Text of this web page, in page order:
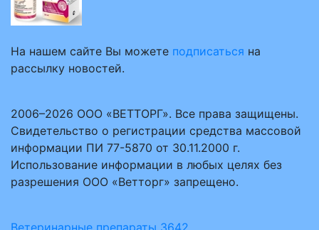
На нашем сайте Вы можете подписаться на
рассылку новостей.
2006–2026 ООО «ВЕТТОРГ». Все права защищены.
Свидетельство о регистрации средства массовой
информации ПИ 77-5870 от 30.11.2000 г.
Использование информации в любых целях без
разрешения ООО «Ветторг» запрещено.
Ветеринарные препараты 3642